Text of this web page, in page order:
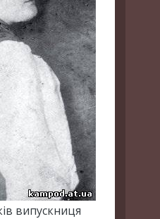
випускниця